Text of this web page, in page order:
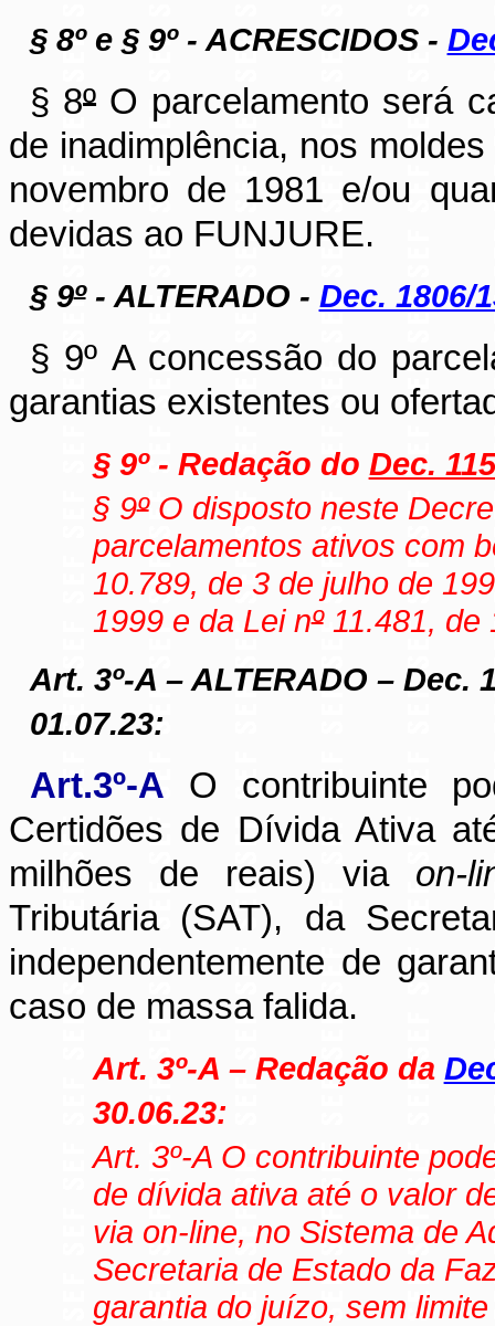
§ 8º e § 9º - ACRESCIDOS -
§ 8º O parcelamento será
de inadimplência, nos
novembro de 1981 e/ou
devidas ao FUNJURE.
§ 9º- ALTERADO - Dec. 1806/
§ 9º A concessão do
garantias existentes ou
§ 9º - Redação do Dec.
§ 9ºO disposto neste
parcelamentos ativos com
10.789, de 3 de julho de
1999 e da Lei nº11.481, de
Art. 3º-A – ALTERADO – Dec.
01.07.23:
Art.3º-A O contribuinte
Certidões de Dívida Ativa
milhões de reais) via on-
Tributária (SAT), da
independentemente de
caso de massa falida.
Art. 3º-A – Redação da
30.06.23:
Art. 3º-A O contribuinte
de dívida ativa até o valor
via on-line, no Sistema de
Secretaria de Estado da
garantia do juízo, sem